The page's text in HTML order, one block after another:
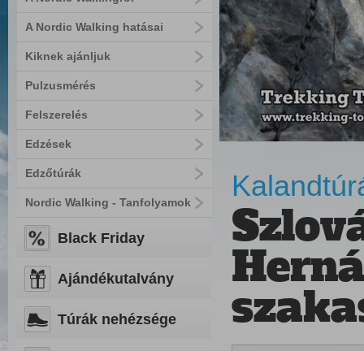
A Nordic Walking hatásai
Kiknek ajánljuk
Pulzusmérés
Felszerelés
Edzések
Edzőtúrák
Nordic Walking - Tanfolyamok
Black Friday
Ajándékutalvány
Túrák nehézsége